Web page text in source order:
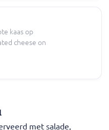
kaas op
cheese on
met salade,